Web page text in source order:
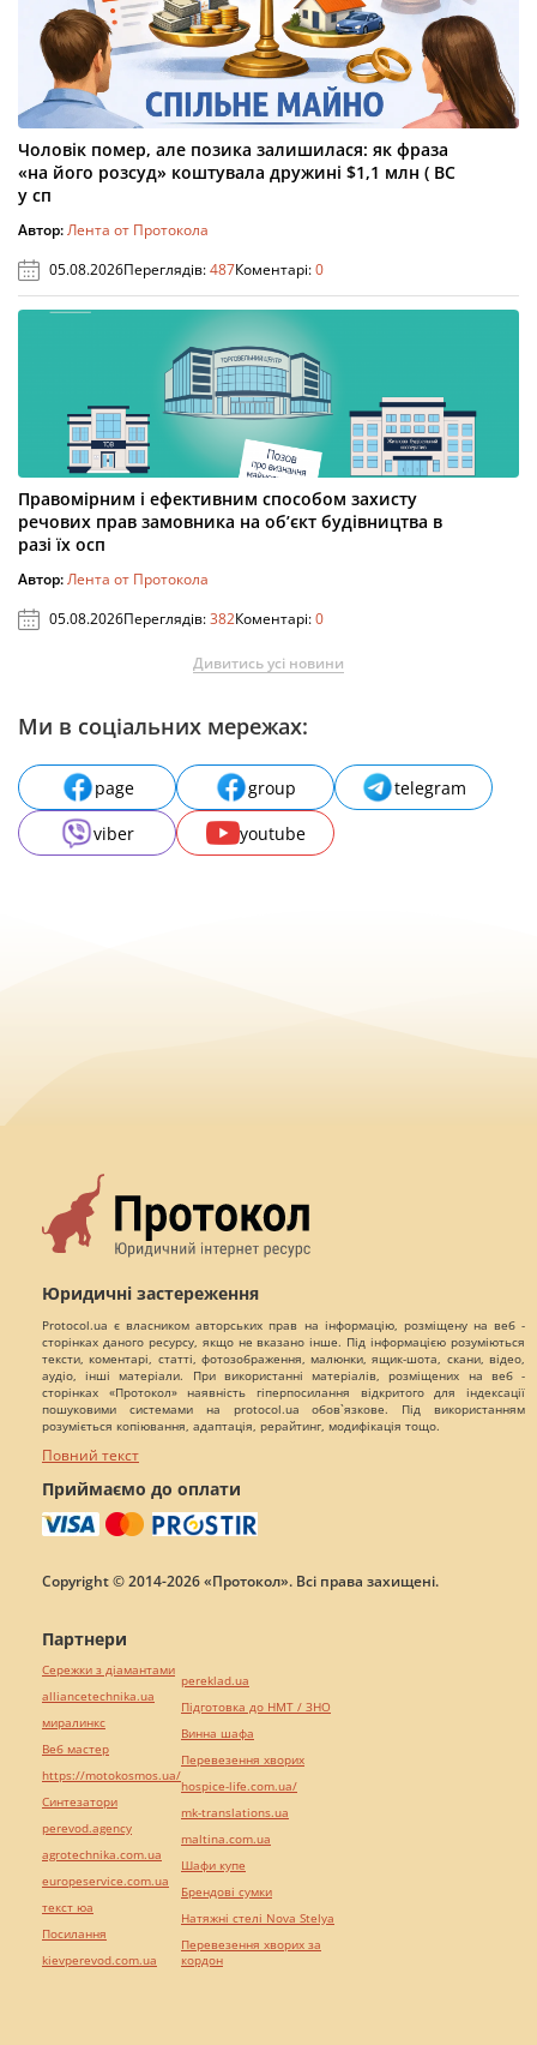
Чоловік помер, але позика залишилася: як фраза
«на його розсуд» коштувала дружині $1,1 млн ( ВС
у сп
Автор:Лента от Протокола
05.08.2026Переглядів:487Коментарі:0
Правомірним і ефективним способом захисту
речових прав замовника на об’єкт будівництва в
разі їх осп
Автор:Лента от Протокола
05.08.2026Переглядів:382Коментарі:0
Дивитись усі новини
Ми в соціальних мережах:
page group
telegram
viber
youtube
Юридичні застереження
Protocol.ua є власником авторських прав на інформацію, розміщену на веб -
сторінках даного ресурсу, якщо не вказано інше. Під інформацією розуміються
тексти, коментарі, статті, фотозображення, малюнки, ящик-шота, скани, відео,
аудіо, інші матеріали. При використанні матеріалів, розміщених на веб -
сторінках «Протокол» наявність гіперпосилання відкритого для індексації
пошуковими системами на protocol.ua обов`язкове. Під використанням
розуміється копіювання, адаптація, рерайтинг, модифікація тощо.
Повний текст
Приймаємо до оплати
Copyright © 2014-2026 «Протокол». Всі права захищені.
Партнери
Сережки з діамантами
alliancetechnika.ua
миралинкс
Веб мастер
https://motokosmos.ua/
Синтезатори
perevod.agency
agrotechnika.com.ua
europeservice.com.ua
текст юа
Посилання
kievperevod.com.ua
pereklad.ua
Підготовка до НМТ / ЗНО
Винна шафа
Перевезення хворих
hospice-life.com.ua/
mk-translations.ua
maltina.com.ua
Шафи купе
Брендові сумки
Натяжні стелі Nova Stelya
Перевезення хворих за
кордон